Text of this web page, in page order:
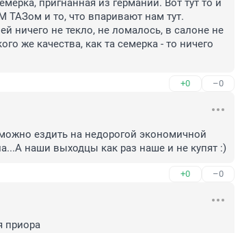
пригнанная из германии. Вот тут то и
и то, что впаривают нам тут.
ничего не текло, не ломалось, в салоне не
же качества, как та семерка - то ничего
+0 –0
ездить на недорогой экономичной
наши выходцы как раз наше и не купят :)
+0 –0
приора